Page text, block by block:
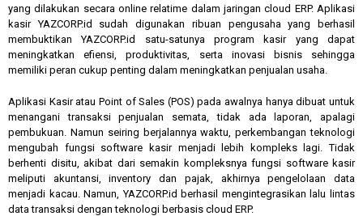
yang dilakukan secara online relatime dalam jaringan cloud ERP. Aplikasi
kasir YAZCORP.id sudah digunakan ribuan pengusaha yang berhasil
membuktikan YAZCORP.id satu-satunya program kasir yang dapat
meningkatkan efiensi, produktivitas, serta inovasi bisnis sehingga
memiliki peran cukup penting dalam meningkatkan penjualan usaha.
Aplikasi Kasir atau Point of Sales (POS) pada awalnya hanya dibuat untuk
menangani transaksi penjualan semata, tidak ada laporan, apalagi
pembukuan. Namun seiring berjalannya waktu, perkembangan teknologi
mengubah fungsi software kasir menjadi lebih kompleks lagi. Tidak
berhenti disitu, akibat dari semakin kompleksnya fungsi software kasir
meliputi akuntansi, inventory dan pajak, akhirnya pengelolaan data
menjadi kacau. Namun, YAZCORP.id berhasil mengintegrasikan lalu lintas
data transaksi dengan teknologi berbasis cloud ERP.